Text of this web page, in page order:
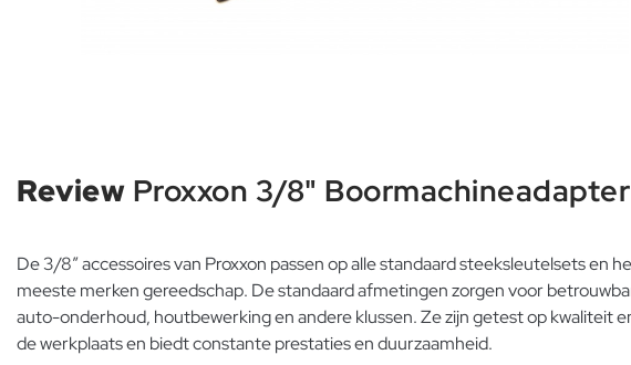
Review Proxxon 3/8" Boormachineadapter
De 3/8″ accessoires van Proxxon passen op alle standaard steeksleutelsets
meeste merken gereedschap. De standaard afmetingen zorgen voor
auto-onderhoud, houtbewerking en andere klussen. Ze zijn getest op kwaliteit
de werkplaats en biedt constante prestaties en duurzaamheid.